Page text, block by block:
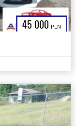
45 000 PLN